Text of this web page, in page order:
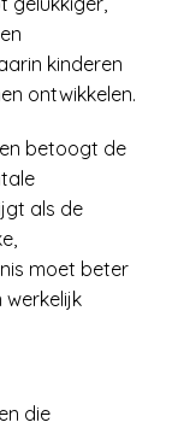
kinderen
ontwikkelen.
betoogt de
als de
moet beter
werkelijk
die